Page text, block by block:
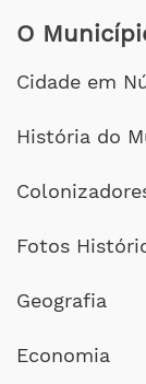
O
Cidade em
História do
Fotos
Geografia
Economia